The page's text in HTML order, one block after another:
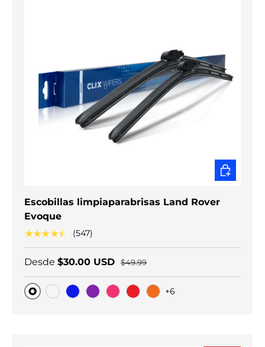
Escobillas limpiaparabrisas Land Rover
Evoque
★★★★★ (547)
Desde $30.00 USD $49.99
Original
+6
ELEGIR